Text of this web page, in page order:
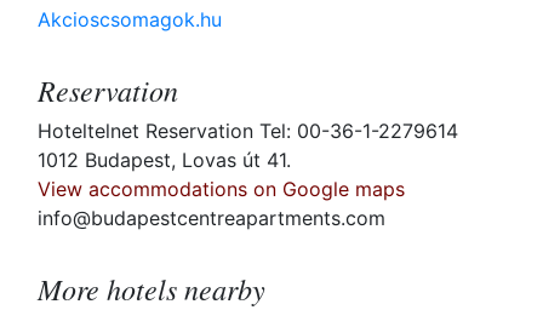
Akcioscsomagok.hu
Reservation
Hoteltelnet Reservation Tel: 00-36-1-2279614
1012 Budapest, Lovas út 41.
View accommodations on Google maps
info@budapestcentreapartments.com
More hotels nearby